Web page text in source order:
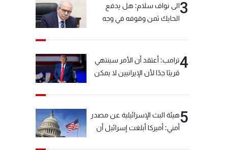
3الى نواف سلام: هل يدفع
الحايك ثمن وقوفه في وجه
4ترامب: أعتقد أن الأمر سينتهي
قريبًا جدًا لأن الإيرانيين لا يمكن
5هيئة البث الإسرائيلية عن مصدر
أمني: أميركا أبلغت إسرائيل أن